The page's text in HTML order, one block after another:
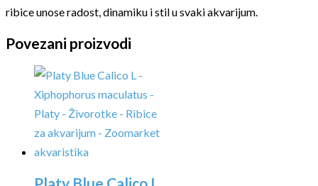
ribice unose radost, dinamiku i stil u svaki akvarijum.
Povezani proizvodi